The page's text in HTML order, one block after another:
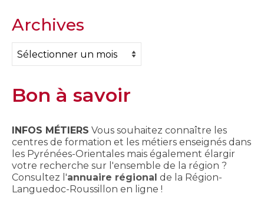
Archives
Archives
Bon à savoir
INFOS MÉTIERS Vous souhaitez connaître les
centres de formation et les métiers enseignés dans
les Pyrénées-Orientales mais également élargir
votre recherche sur l'ensemble de la région ?
Consultez l'annuaire régional de la Région-
Languedoc-Roussillon en ligne !